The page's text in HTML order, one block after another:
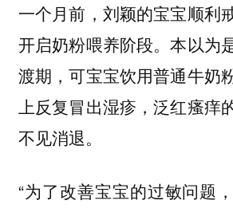
一个月前，刘颖的宝宝顺利
开启奶粉喂养阶段。本以为
渡期，可宝宝饮用普通牛奶
上反复冒出湿疹，泛红瘙痒
不见消退。
“为了改善宝宝的过敏问题